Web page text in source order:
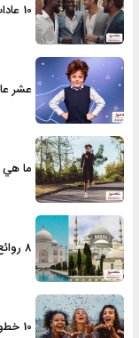
10 عادات سيئة يجب على كل رجل التوقف عنها فوراً
عشر
ما هي
8 روائع من العمارة الإسلامية في الشرق الأوسط!
10 خطوات بسيطة لتصبح من أسعد الناس على وجه الأرض